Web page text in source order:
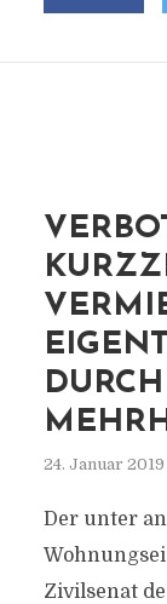
DURCH
24. Januar 2019
Der unter
Zivilsenat